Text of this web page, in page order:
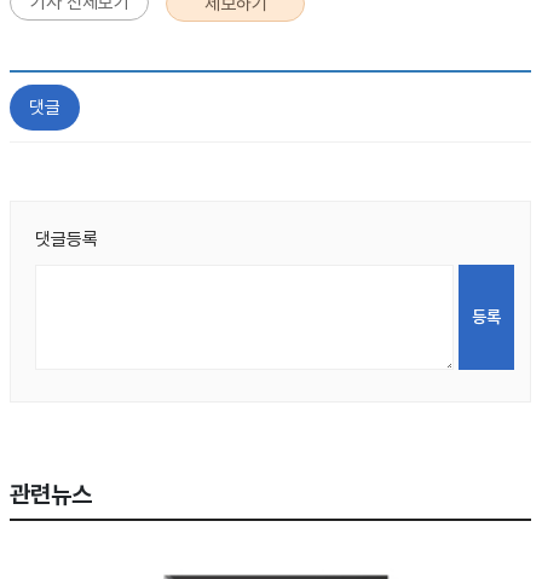
댓글
댓글등록
관련뉴스